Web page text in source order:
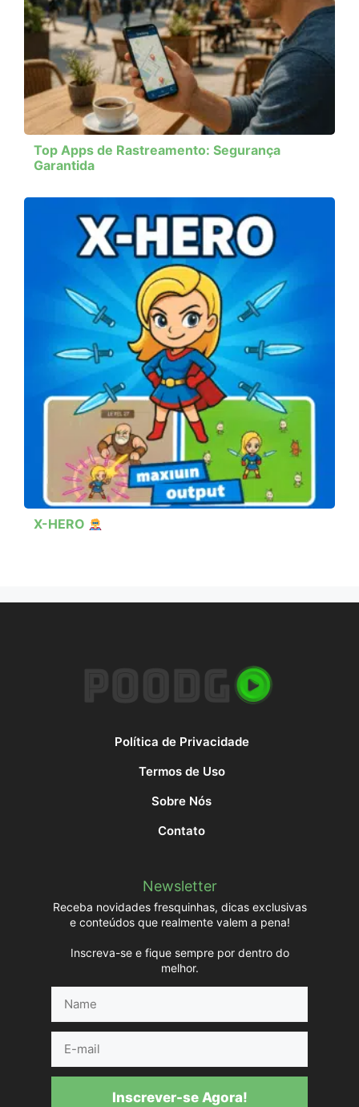
Top Apps de Rastreamento: Segurança
Garantida
X-HERO
Política de Privacidade
Termos de Uso
Sobre Nós
Contato
Newsletter
Receba novidades fresquinhas, dicas exclusivas
e conteúdos que realmente valem a pena!
Inscreva-se e fique sempre por dentro do
melhor.
mail
Inscrever-se Agora!